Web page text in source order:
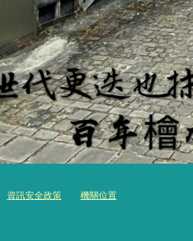
資訊安全政策 機關位置